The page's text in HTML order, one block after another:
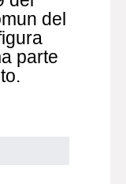
del
parte